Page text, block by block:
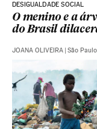
DESIGUALDADE SOCIAL
O menino e a
do Brasil
JOANA OLIVEIRA São Paulo